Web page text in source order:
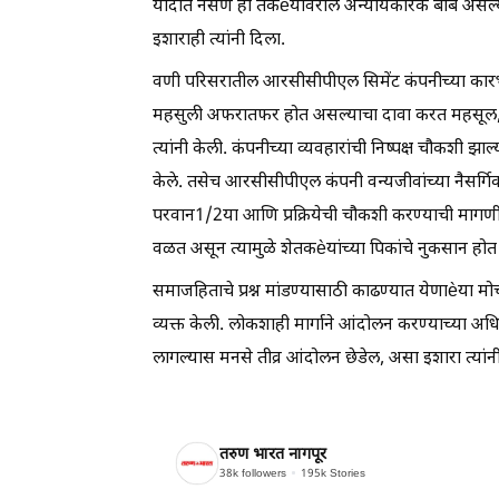
यादीत नसणे ही तकèयांवरील अन्यायकारक बाब
इशाराही त्यांनी दिला.
वणी परिसरातील आरसीसीपीएल सिमेंट कंपनीच्या
महसुली अफरातफर होत असल्याचा दावा करत
त्यांनी केली. कंपनीच्या व्यवहारांची निष्पक्ष चौकशी
केले. तसेच आरसीसीपीएल कंपनी वन्यजीवांच्या
परवान1/2या आणि प्रक्रियेची चौकशी करण्याची
वळत असून त्यामुळे शेतकèयांच्या पिकांचे नुकसान होत
समाजहिताचे प्रश्न मांडण्यासाठी काढण्यात येणाèया
व्यक्त केली. लोकशाही मार्गाने आंदोलन करण्याच्या
लागल्यास मनसे तीव्र आंदोलन छेडेल, असा इशारा
तरुण भारत नागपूर
38k followers 195k Stories